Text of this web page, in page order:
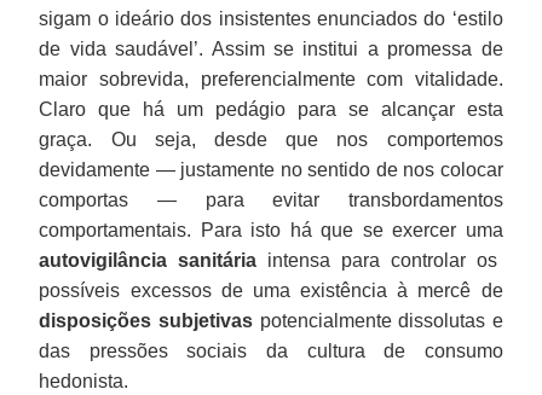
sigam o ideário dos insistentes enunciados do ‘estilo
de vida saudável’. Assim se institui a promessa de
maior sobrevida, preferencialmente com vitalidade.
Claro que há um pedágio para se alcançar esta
graça. Ou seja, desde que nos comportemos
devidamente — justamente no sentido de nos colocar
comportas — para evitar transbordamentos
comportamentais. Para isto há que se exercer uma
autovigilância sanitária intensa para controlar os
possíveis excessos de uma existência à mercê de
disposições subjetivaspotencialmente dissolutas e
das pressões sociais da cultura de consumo
hedonista.